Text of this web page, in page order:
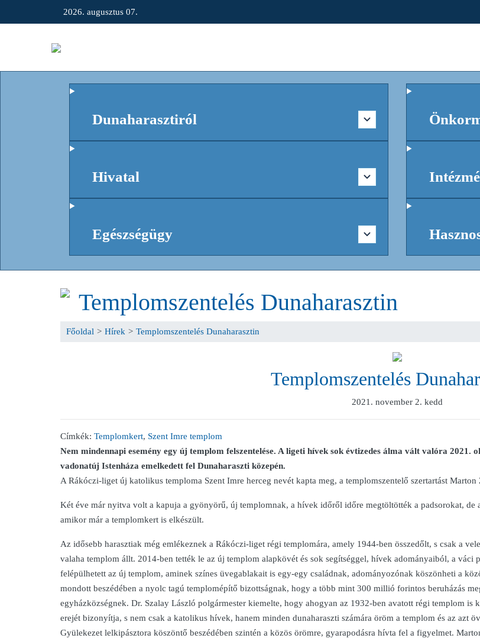
2026. augusztus 07.
Dunaharasztiról
Hivatal
Egészségügy
Templomszentelés Dunaharasztin
Főoldal > Hírek > Templomszentelés Dunaharasztin
Templomszentelés
2021. november 2. kedd
Címkék: Templomkert, Szent Imre templom
Nem mindennapi esemény egy új templom felszentelése. A ligeti hívek sok évtizedes álma vált valóra
vadonatúj Istenháza emelkedett fel Dunaharaszti közepén.
A Rákóczi-liget új katolikus temploma Szent Imre herceg nevét kapta meg, a templomszentelő szertartást
Két éve már nyitva volt a kapuja a gyönyörű, új templomnak, a hívek időről időre megtöltötték a padsorokat, de
amikor már a templomkert is elkészült.
Az idősebb harasztiak még emlékeznek a Rákóczi-liget régi templomára, amely 1944-ben összedőlt, s csak a
valaha templom állt. 2014-ben tették le az új templom alapkövét és sok segítséggel, hívek adományaiból, a váci
felépülhetett az új templom, aminek színes üvegablakait is egy-egy családnak, adományozónak köszönheti a
mondott beszédében a nyolc tagú templomépítő bizottságnak, hogy a több mint 300 millió forintos beruházás
egyházközségnek. Dr. Szalay László polgármester kiemelte, hogy ahogyan az 1932-ben avatott régi templom is
erejét bizonyítja, s nem csak a katolikus hívek, hanem minden dunaharaszti számára öröm a templom és az azt
Gyülekezet lelkipásztora köszöntő beszédében szintén a közös örömre, gyarapodásra hívta fel a figyelmet.